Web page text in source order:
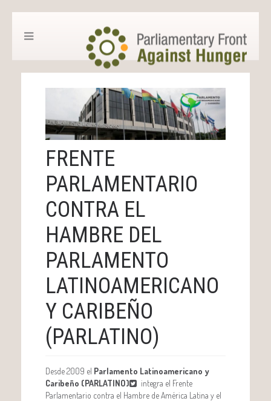
FRENTE
PARLAMENTARIO
CONTRA EL
HAMBRE DEL
PARLAMENTO
LATINOAMERICANO
Y CARIBEÑO
(PARLATINO)
Desde 2009 el Parlamento Latinoamericano y
Caribeño (PARLATINO)
integra el Frente
Parlamentario contra el Hambre de América Latina y el